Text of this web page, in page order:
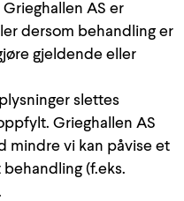
AS er
dersom behandling er
gjeldende eller
slettes
Grieghallen AS
mindre vi kan påvise et
(f.eks.